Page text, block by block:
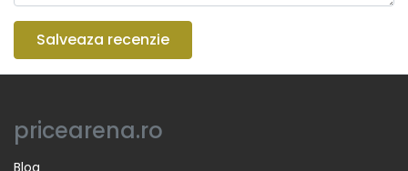
Salveaza recenzie
pricearena.ro
Blog